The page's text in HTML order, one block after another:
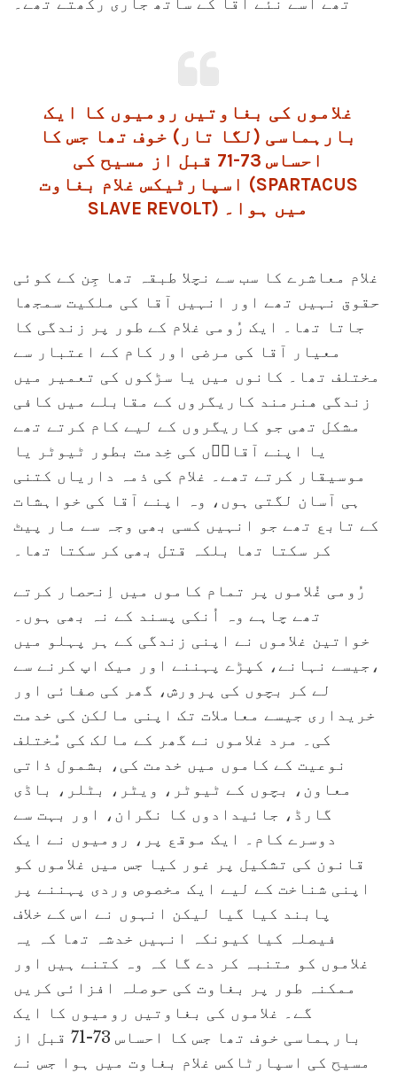
غلاموں کی بغاوتیں رومیوں کا ایک
بارہماسی (لگا تار) خوف تھا جس کا
احساس 73-71 قبل از مسیح کی
اسپارٹیکس غلام بغاوت (SPARTACUS
SLAVE REVOLT) میں ہوا۔
غلام معاشرے کا سب سے نچلا طبقہ تھا جِن کے کوئی
حقوق نہیں تھے اور انہیں آقا کی ملکیت سمجھا
جاتا تھا۔ ایک رُومی غلام کے طور پر زندگی کا
معیار آقا کی مرضی اور کام کے اعتبار سے
مختلف تھا۔ کانوں میں یا سڑکوں کی تعمیر میں
زندگی هنرمند کاریگروں کے مقابلے میں کافی
مشکل تھی جو کاریگروں کے لیے کام کرتے تھے
یا اپنے آقاوؐں کی خِدمت بطور ٹیوٹر یا
موسیقار کرتے تھے۔ غلام کی ذمہ داریاں کتنی
ہی آسان لگتی ہوں، وہ اپنے آقا کی خواہشات
کے تابع تھے جو انہیں کسی بھی وجہ سے مار پیٹ
کر سکتا تھا بلکہ قتل بھی کر سکتا تھا۔
رُومی غُلاموں پر تمام کاموں میں اِنحصار کرتے
تھے چاہے وہ اُنکی پسند کے نہ بھی ہوں۔
خواتین غلاموں نے اپنی زندگی کے ہر پہلو میں
،جیسے نہانے، کپڑے پہننے اور میک اپ کرنے سے
لے کر بچوں کی پرورش، گھر کی صفائی اور
خریداری جیسے معاملات تک اپنی مالکن کی خدمت
کی۔ مرد غلاموں نے گھر کے مالک کی مُختلف
نوعیت کے کاموں میں خدمت کی، بشمول ذاتی
معاون، بچوں کے ٹیوٹر، ویٹر، بٹلر، باڈی
گارڈ، جائیدادوں کا نگران، اور بہت سے
دوسرے کام۔ ایک موقع پر، رومیوں نے ایک
قانون کی تشکیل پر غور کیا جس میں غلاموں کو
اپنی شناخت کے لیے ایک مخصوص وردی پہننے پر
پابند کیا گیا لیکن انہوں نے اس کے خلاف
فیصلہ کیا کیونکہ انہیں خدشہ تھا کہ یہ
غلاموں کو متنبہ کر دے گا کہ وہ کتنے ہیں اور
ممکنہ طور پر بغاوت کی حوصلہ افزائی کریں
گے۔ غلاموں کی بغاوتیں رومیوں کا ایک
بارہماسی خوف تھا جس کا احساس 73-71 قبل از
مسیح کی اسپارٹاکس غلام بغاوت میں ہوا جس نے